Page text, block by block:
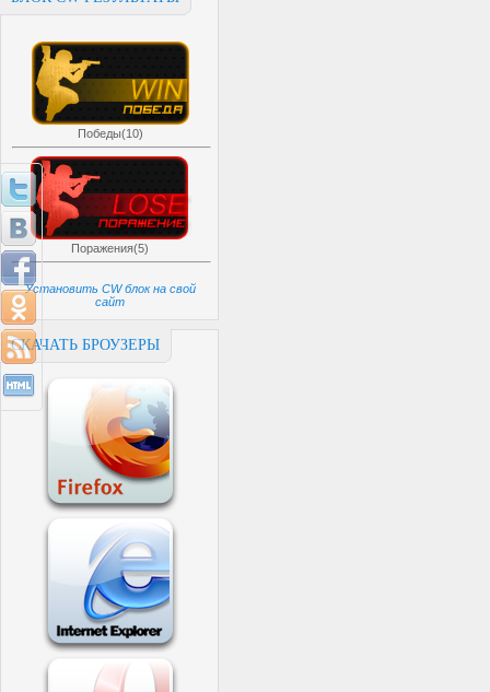
Победы(10)
Поражения(5)
Установить CW блок на свой
сайт
СКАЧАТЬ БРОУЗЕРЫ